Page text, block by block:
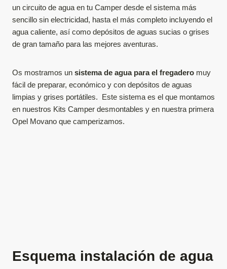
un circuito de agua en tu Camper desde el sistema más
sencillo sin electricidad, hasta el más completo incluyendo el
agua caliente, así como depósitos de aguas sucias o grises
de gran tamaño para las mejores aventuras.
Os mostramos un sistema de agua para el fregadero muy
fácil de preparar, económico y con depósitos de aguas
limpias y grises portátiles. Este sistema es el que montamos
en nuestros Kits Camper desmontables y en nuestra primera
Opel Movano que camperizamos.
Esquema instalación de agua